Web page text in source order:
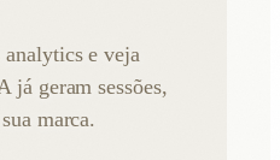
analytics e veja
já geram sessões,
marca.